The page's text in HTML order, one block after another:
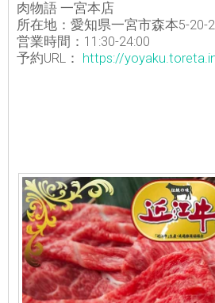
肉物語 一宮本店
所在地：愛知県一宮市森本5-20-2
営業時間：11:30-24:00
予約URL：
https://